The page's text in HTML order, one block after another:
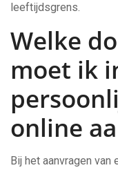
leeftijdsgrens.
Welke
moet ik
online
Bij het aanvragen